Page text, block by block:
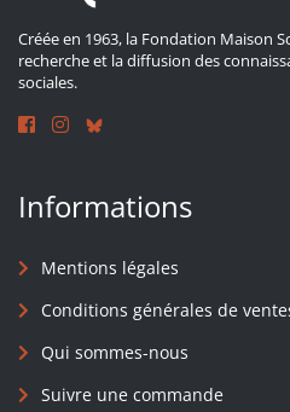
Créée en 1963, la Fondation Maison
recherche et la diffusion des
sociales.
Informations
Mentions légales
Conditions générales de
Qui sommes-nous
Suivre une commande